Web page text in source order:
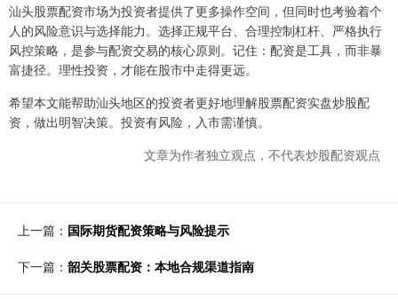
汕头股票配资市场为投资者提供了更多操作空间，但同时也考验着个
人的风险意识与选择能力。选择正规平台、合理控制杠杆、严格执行
风控策略，是参与配资交易的核心原则。记住：配资是工具，而非暴
富捷径。理性投资，才能在股市中走得更远。
希望本文能帮助汕头地区的投资者更好地理解股票配资实盘炒股配
资，做出明智决策。投资有风险，入市需谨慎。
文章为作者独立观点，不代表炒股配资观点
上一篇： 国际期货配资策略与风险提示
下一篇： 韶关股票配资：本地合规渠道指南